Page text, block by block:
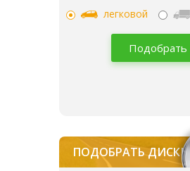
легковой
Подобрать
ПОДОБРАТЬ ДИСКИ